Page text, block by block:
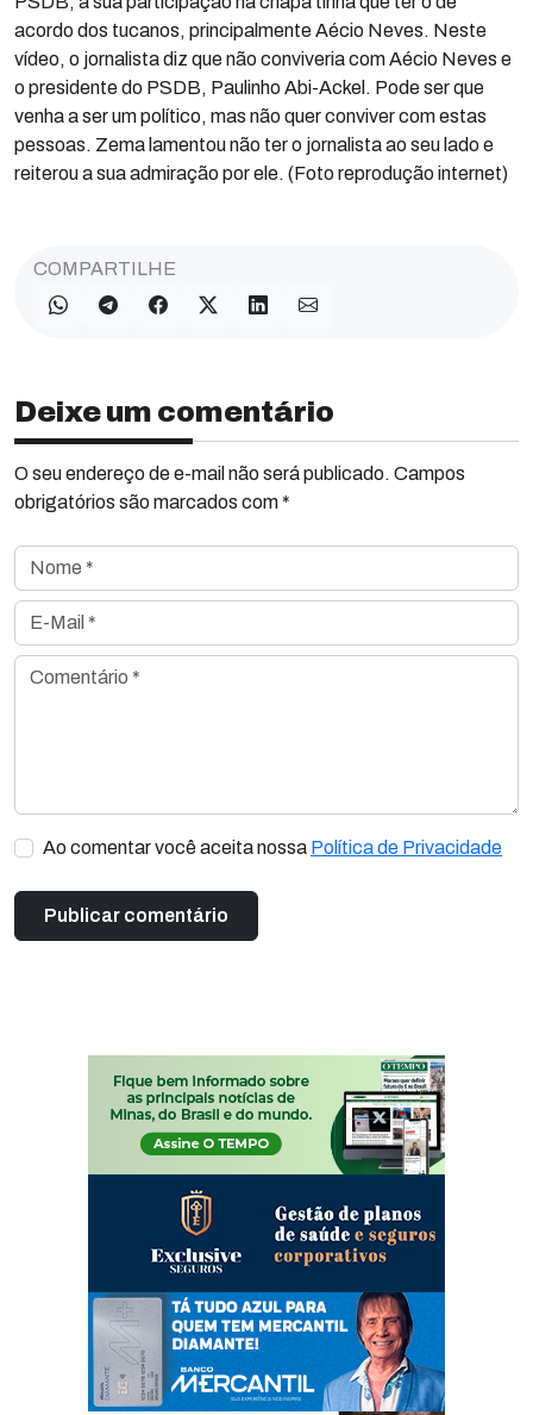
acordo dos tucanos, principalmente Aécio Neves. Neste
vídeo, o jornalista diz que não conviveria com Aécio Neves e
o presidente do PSDB, Paulinho Abi-Ackel. Pode ser que
venha a ser um político, mas não quer conviver com estas
pessoas. Zema lamentou não ter o jornalista ao seu lado e
reiterou a sua admiração por ele. (Foto reprodução internet)
COMPARTILHE
Deixe um comentário
O seu endereço de e-mail não será publicado. Campos
obrigatórios são marcados com *
Nome *
E-Mail *
Comentário *
Ao comentar você aceita nossa Política de Privacidade